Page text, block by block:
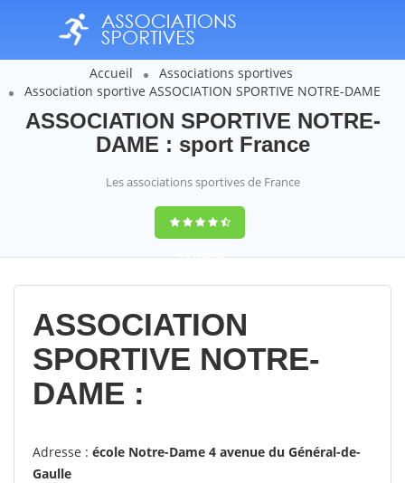
Accueil
Associations sportives
Association sportive ASSOCIATION SPORTIVE NOTRE-DAME
ASSOCIATION SPORTIVE NOTRE-
DAME : sport France
Les associations sportives de France
9,4(100%)
14358votes
ASSOCIATION
SPORTIVE NOTRE-
DAME :
Adresse : école Notre-Dame 4 avenue du Général-de-
Gaulle